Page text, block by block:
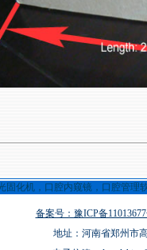
备案号：豫ICP备
地址：河南省郑州市